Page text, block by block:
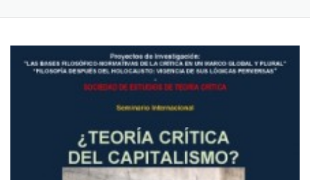
RED DE INVESTIGADORES DE TEORÍA CRÍTICA